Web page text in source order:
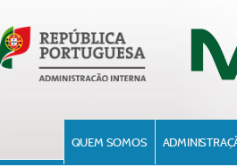
QUEM SOMOS